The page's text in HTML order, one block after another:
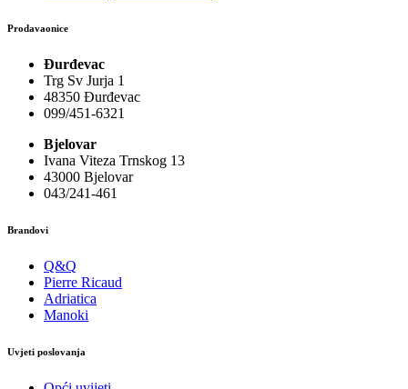
Prodavaonice
Đurđevac
Trg Sv Jurja 1
48350 Đurđevac
099/451-6321
Bjelovar
Ivana Viteza Trnskog 13
43000 Bjelovar
043/241-461
Brandovi
Q&Q
Pierre Ricaud
Adriatica
Manoki
Uvjeti poslovanja